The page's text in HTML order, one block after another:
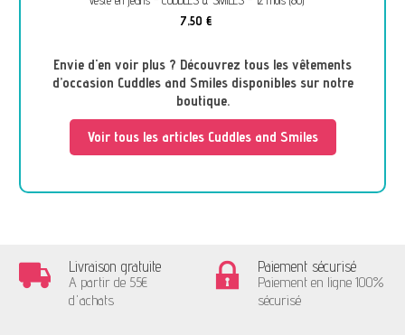
7,50 €
Envie d'en voir plus ? Découvrez tous les vêtements
d’occasion Cuddles and Smiles disponibles sur notre
boutique.
Voir tous les articles Cuddles and Smiles
Livraison gratuite
A partir de 55€
d'achats
Paiement sécurisé
Paiement en ligne 100%
sécurisé